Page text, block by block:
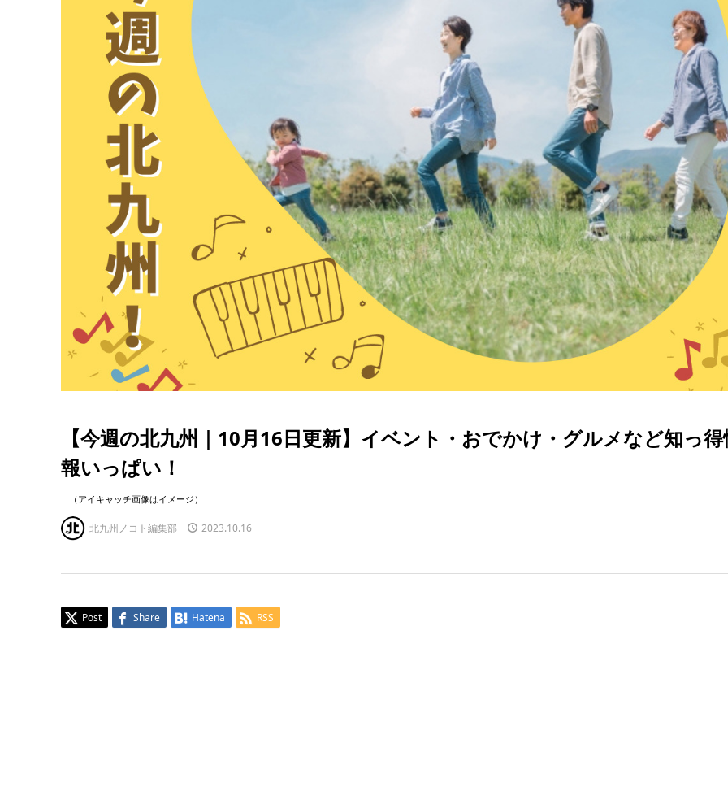
【今週の北九州｜10月16日更新】イベント・おでかけ・グルメなど知っ得
報いっぱい！
（アイキャッチ画像はイメージ）
北九州ノコト編集部 2023.10.16
Post Share Hatena RSS